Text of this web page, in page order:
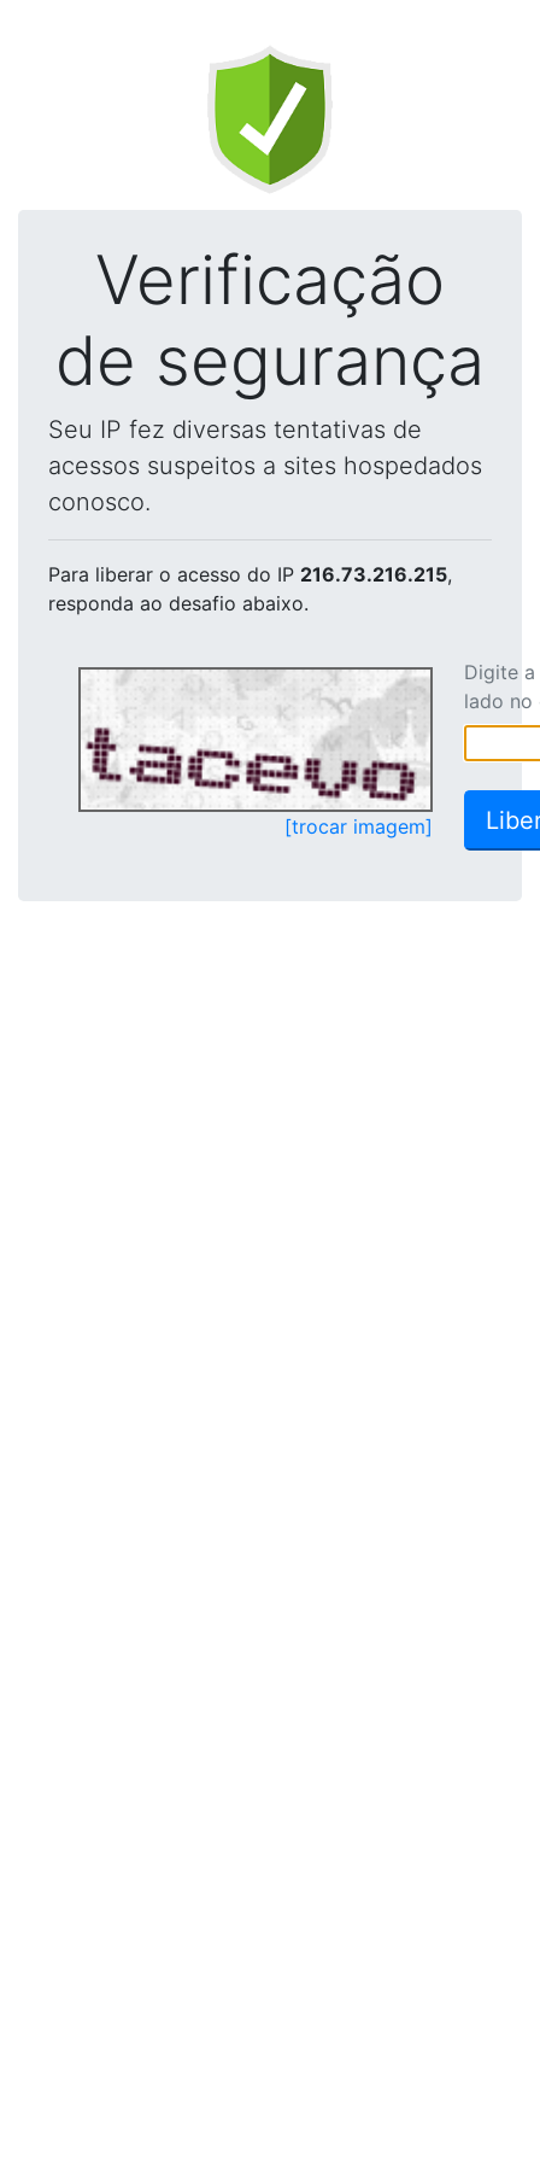
Verificação
de segurança
Seu IP fez diversas tentativas de
acessos suspeitos a sites hospedados
conosco.
Para liberar o acesso do IP 216.73.216.215,
responda ao desafio abaixo.
[trocar imagem]
Digite
lado no